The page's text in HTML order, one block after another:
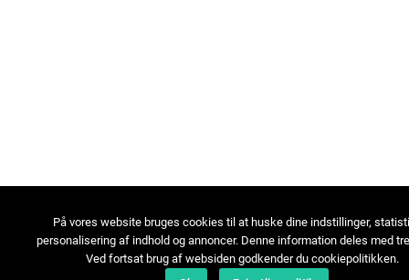
På vores website bruges cookies til at huske dine indstillinger,
personalisering af indhold og annoncer. Denne information deles med
Ved fortsat brug af websiden godkender du cookiepolitikken.